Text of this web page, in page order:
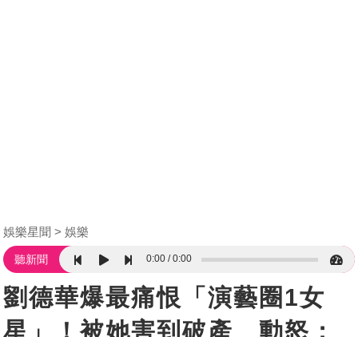
娛樂星聞 娛樂
聽新聞 0:00 0:00
劉德華爆最痛恨「演藝圈1女
星」！被她害到破產 動怒：